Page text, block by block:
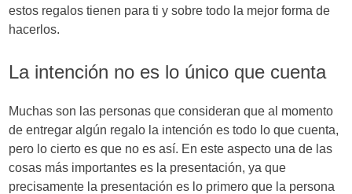
estos regalos tienen para ti y sobre todo la mejor forma de
hacerlos.
La intención no es lo único que cuenta
Muchas son las personas que consideran que al momento
de entregar algún regalo la intención es todo lo que cuenta,
pero lo cierto es que no es así. En este aspecto una de las
cosas más importantes es la presentación, ya que
precisamente la presentación es lo primero que la persona